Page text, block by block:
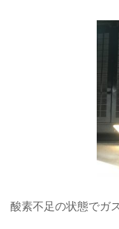
酸素不足の状態でガ